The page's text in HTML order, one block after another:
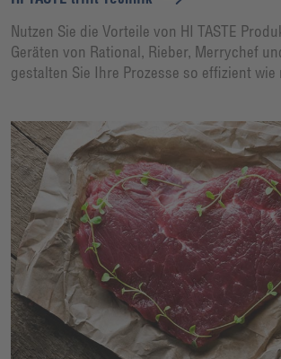
Nutzen Sie die Vorteile von HI TASTE
Geräten von Rational, Rieber, Merrychef
gestalten Sie Ihre Prozesse so effizient wie